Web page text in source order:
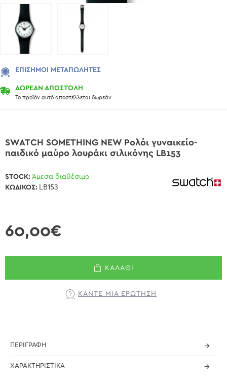
ΔΩΡΕΑΝ ΑΠΟΣΤΟΛΗ
Το προϊόν αυτό αποστέλλεται δωρεάν
ΕΠΊΣΗΜΟΙ ΜΕΤΑΠΩΛΗΤΈΣ
SWATCH SOMETHING NEW Ρολόι γυναικείο-
παιδικό μαύρο λουράκι σιλικόνης LB153
60,00€
STOCK: Άμεσα διαθέσιμο
ΚΩΔΙΚΌΣ: LB153
ΚΑΛΆΘΙ
ΚΆΝΤΕ ΜΊΑ ΕΡΏΤΗΣΗ
ΠΕΡΙΓΡΑΦΉ
ΧΑΡΑΚΤΗΡΙΣΤΙΚΆ